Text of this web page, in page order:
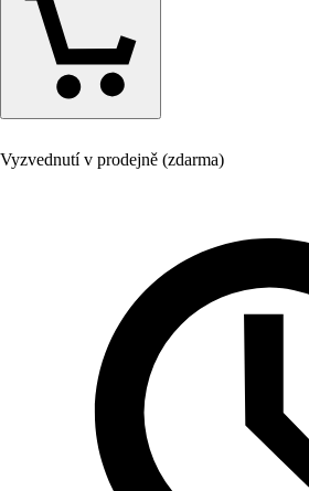
Vyzvednutí v prodejně (zdarma)